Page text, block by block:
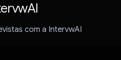
com a IntervwAI